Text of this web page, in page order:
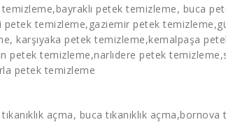
,bayraklı petek temizleme, buca
petek temizleme,gaziemir petek temizleme
, karşıyaka petek temizleme,kemalpaşa
petek temizleme,narlıdere petek temizleme
petek temizleme
tıkanıklık açma, buca tıkanıklık açma,bornova